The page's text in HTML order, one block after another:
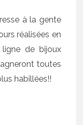
à la gente
réalisées en
de bijoux
toutes
habillées!!